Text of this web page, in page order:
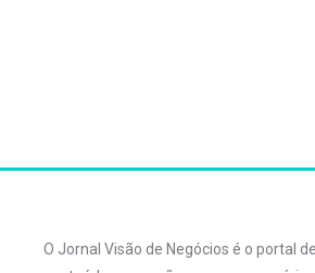
O Jornal Visão de Negócios é o portal